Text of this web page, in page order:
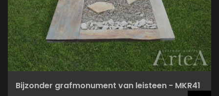
Bijzonder grafmonument van leisteen - MKR41